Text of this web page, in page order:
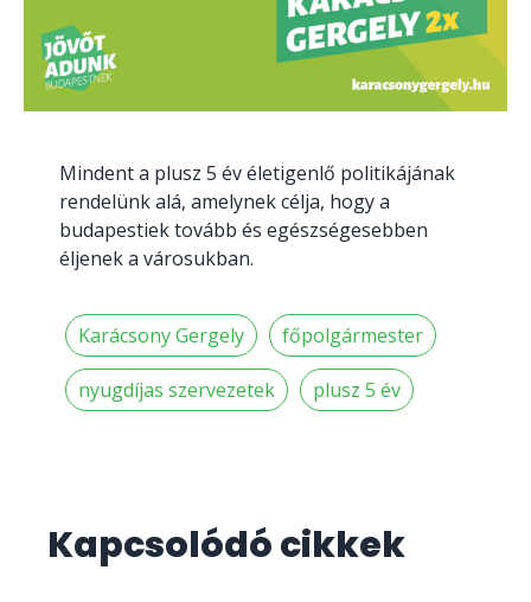
Mindent a plusz 5 év életigenlő politikájának
rendelünk alá, amelynek célja, hogy a
budapestiek tovább és egészségesebben
éljenek a városukban.
Karácsony Gergely főpolgármester
nyugdíjas szervezetek plusz 5 év
Kapcsolódó cikkek